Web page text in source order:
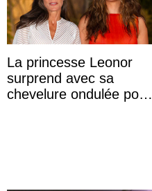
La princesse Leonor
surprend avec sa
chevelure ondulée pour